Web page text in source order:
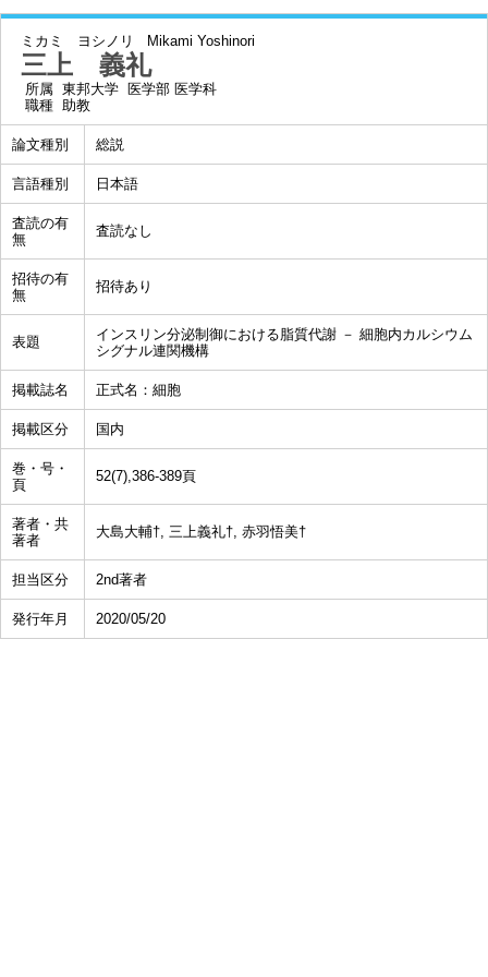
ミカミ ヨシノリ Mikami Yoshinori
三上 義礼
所属 東邦大学 医学部 医学科
職種 助教
論文種別 総説
言語種別 日本語
査読の有
無
査読なし
招待の有
無
招待あり
表題
インスリン分泌制御における脂質代謝 － 細胞内カルシウム
シグナル連関機構
掲載誌名 正式名：細胞
掲載区分 国内
巻・号・
頁
52(7),386-389頁
著者・共
著者
大島大輔†, 三上義礼†, 赤羽悟美†
担当区分 2nd著者
発行年月 2020/05/20